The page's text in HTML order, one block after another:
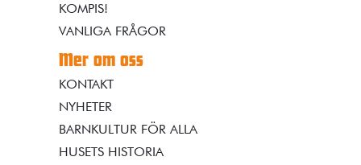
KOMPIS!
VANLIGA FRÅGOR
Mer om oss
KONTAKT
NYHETER
BARNKULTUR FÖR ALLA
HUSETS HISTORIA